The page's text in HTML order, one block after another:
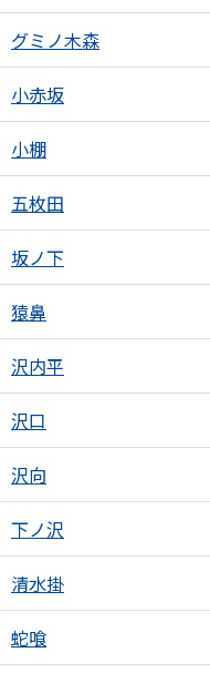
グミノ木森
小赤坂
小棚
五枚田
坂ノ下
猿鼻
沢内平
沢口
沢向
下ノ沢
清水掛
蛇喰